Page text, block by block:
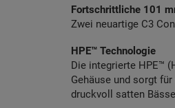
Fortschrittliche 101
Zwei neuartige C3
HPE™ Technologie
Die integrierte HPE™
Gehäuse und sorgt
druckvoll satten